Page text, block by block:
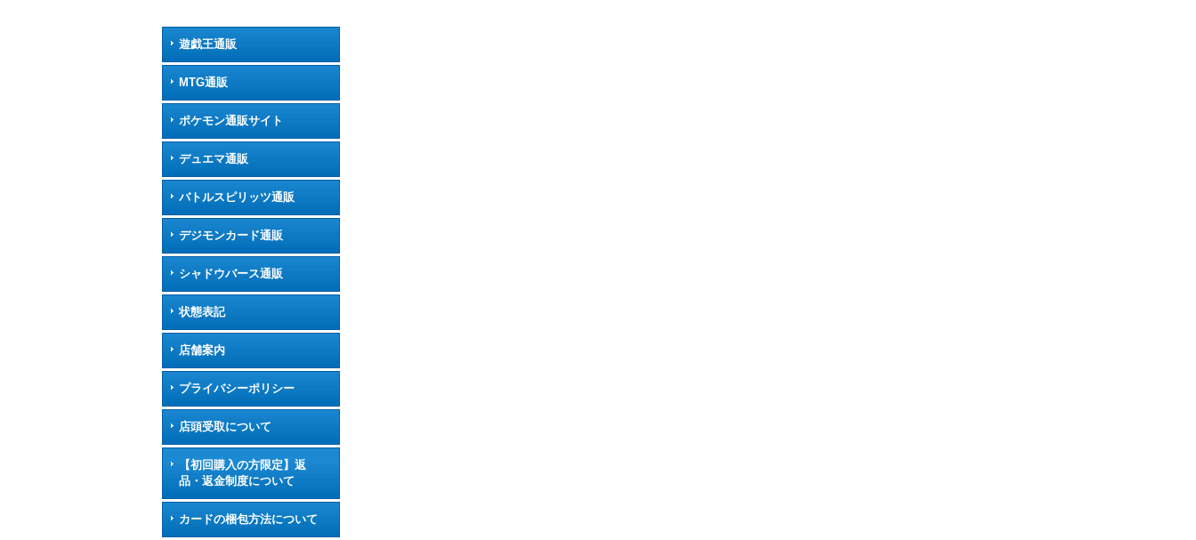
遊戯王通販
MTG通販
ポケモン通販サイト
デュエマ通販
バトルスピリッツ通販
デジモンカード通販
シャドウバース通販
状態表記
店舗案内
プライバシーポリシー
店頭受取について
【初回購入の方限定】返
品・返金制度について
カードの梱包方法について